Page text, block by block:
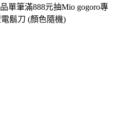
單筆滿888元抽Mio gogoro專
鬍刀 (顏色隨機)